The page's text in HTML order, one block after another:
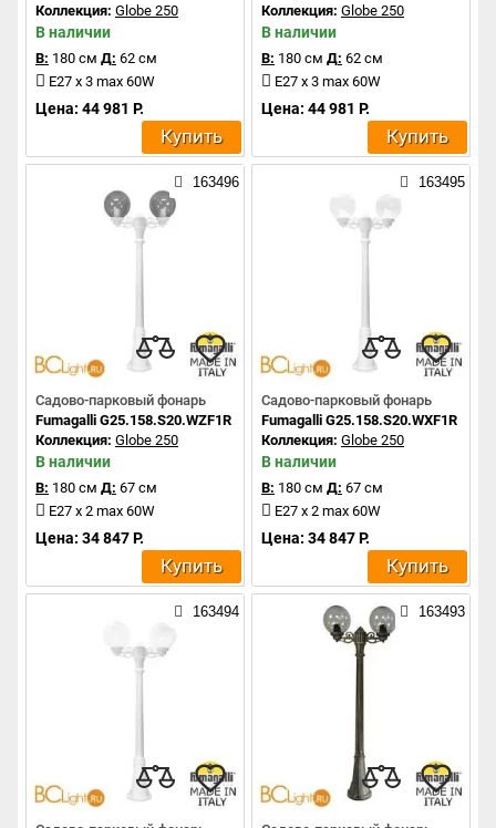
Коллекция: Globe 250
В наличии
В: 180 см Д: 62 см
E27 x 3 max 60W
Цена: 44 981 Р.
Купить
Коллекция: Globe 250
В наличии
В: 180 см Д: 62 см
E27 x 3 max 60W
Цена: 44 981 Р.
Купить
163496
Садово-парковый фонарь
Fumagalli G25.158.S20.WZF1R
Коллекция: Globe 250
В наличии
В: 180 см Д: 67 см
E27 x 2 max 60W
Цена: 34 847 Р.
Купить
163495
Садово-парковый фонарь
Fumagalli G25.158.S20.WXF1R
Коллекция: Globe 250
В наличии
В: 180 см Д: 67 см
E27 x 2 max 60W
Цена: 34 847 Р.
Купить
163494 163493